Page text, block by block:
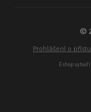
©
Prohlášení o
Eshop